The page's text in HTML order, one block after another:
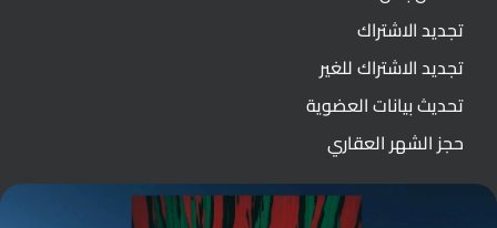
تجديد الاشتراك
تجديد الاشتراك للغير
تحديث بيانات العضوية
حجز الشهر العقاري